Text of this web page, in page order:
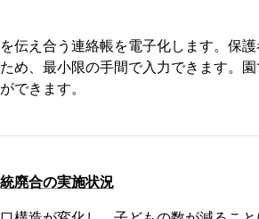
伝え合う連絡帳を電子化します。保
め、最小限の手間で入力できます。
できます。
廃合の実施状況